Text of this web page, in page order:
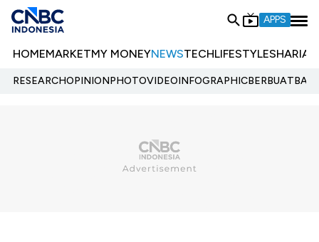
APPS
HOMEMARKETMY MONEYNEWSTECHLIFESTYLESHARIA
RESEARCHOPINIONPHOTOVIDEOINFOGRAPHIC